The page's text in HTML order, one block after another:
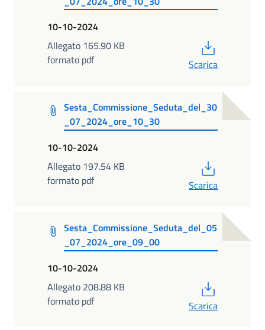
10-10-2024
Allegato 165.90 KB
formato pdf
Scarica
Sesta_Commissione_Seduta_del_30
_07_2024_ore_10_30
10-10-2024
Allegato 197.54 KB
formato pdf
Scarica
Sesta_Commissione_Seduta_del_05
_07_2024_ore_09_00
10-10-2024
Allegato 208.88 KB
formato pdf
Scarica